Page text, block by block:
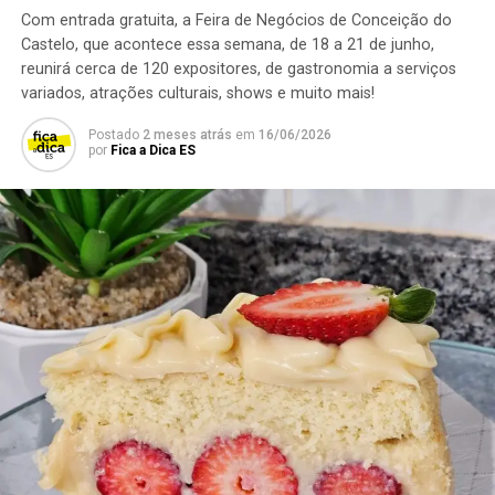
Quando:13 de junho (sábado)
Atração musical:Tamiris Casotto e banda
Local:Rancho Beliskão (Rua José Celso Cláudio, 134,
Jardim Camburi, Vitória
Reservas:Antecipadas e limitadas
Abertura do Rancho:Segunda a sábado, de 11h às 23h,
e domingo, de 11h às 18h.
TÓPICOS RELACIONADOS: COPA DO MUNDO
GASTRONOMIA
MÚSICA
VITÓRIA
Glauco é atração da sexta-feira
Para o organizador da feira, Jiberlandio Sahad, a segunda
Com entrada gratuita, a Feira de Negócios de Conceição do
Castelo, que acontece essa semana, de 18 a 21 de junho,
reunirá cerca de 120 expositores, de gastronomia a serviços
variados, atrações culturais, shows e muito mais!
Postado 2 meses atrás em 16/06/2026
por Fica a Dica ES